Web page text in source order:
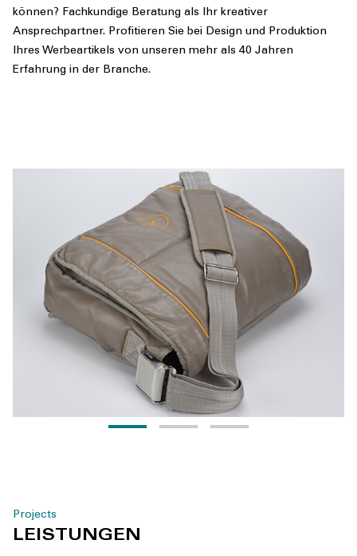
können? Fachkundige Beratung als Ihr kreativer
Ansprechpartner. Profitieren Sie bei Design und
Produktion
Ihres Werbeartikels von unseren mehr als 40 Jahren
Erfahrung in der Branche.
Projects
LEISTUNGEN